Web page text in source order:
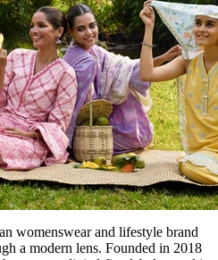
womenswear and lifestyle brand
a modern lens. Founded in 2018